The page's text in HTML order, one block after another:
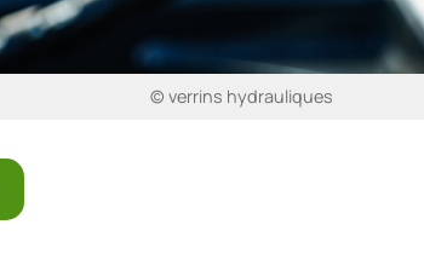
© verrins hydrauliques